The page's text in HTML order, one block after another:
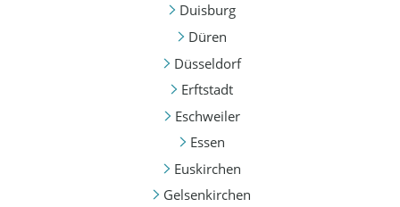
Duisburg
Düren
Düsseldorf
Erftstadt
Eschweiler
Essen
Euskirchen
Gelsenkirchen